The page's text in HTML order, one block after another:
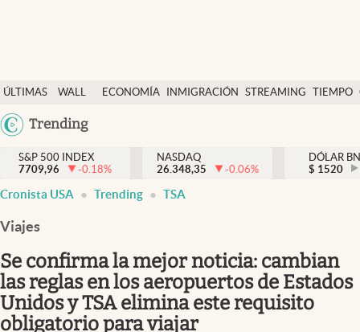
ÚLTIMAS
NOTICIAS
WALL
DÓLAR
ECONOMÍA INMIGRACIÓN STREAMING TIEMPO
México
Trending
Finanzas y economía
Wall Street y dólar
Inmigración
Espiritual
Streaming
S&P 500 INDEX
7709,96
-0.18%
NASDAQ
26.348,35
-0.06%
DÓLAR
$ 1520
Cronista USA Trending TSA
Viajes
Se confirma la mejor noticia: cambian
las reglas en los aeropuertos de Estados
Unidos y TSA elimina este requisito
obligatorio para viajar